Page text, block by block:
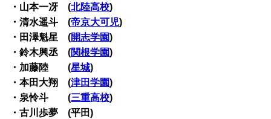
・山本一冴 (北陸高校)
・清水遥斗 (帝京大可児)
・田澤魁星 (開志学園)
・鈴木興丞 (関根学園)
・加藤陸 (星城)
・本田大翔 (津田学園)
・泉怜斗 (三重高校)
・古川歩夢 (平田)